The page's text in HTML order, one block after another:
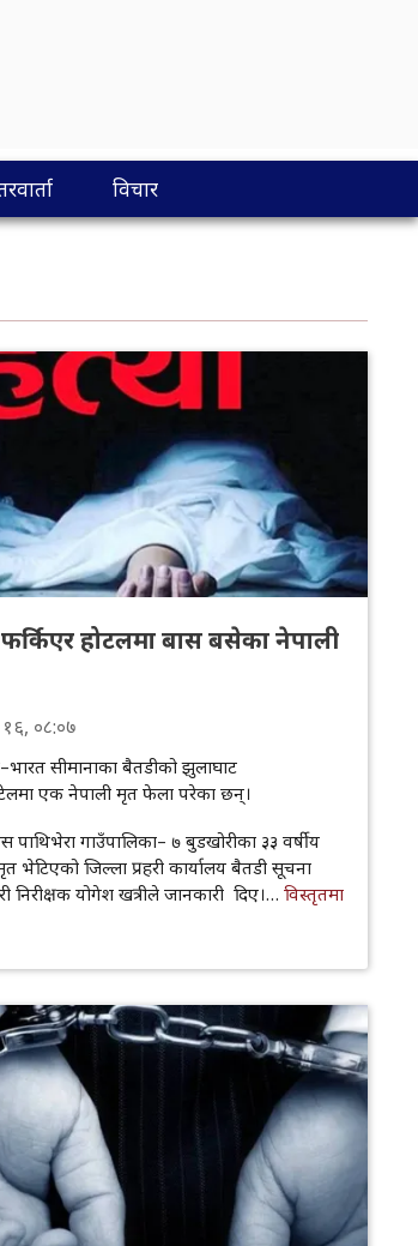
विचार
होटलमा बास बसेका नेपाली
१६, ०८:०७
सीमानाका बैतडीको झुलाघाट
एक नेपाली मृत फेला परेका छन्।
गाउँपालिका– ७ बुडखोरीका ३३ वर्षीय
भेटिएको जिल्ला प्रहरी कार्यालय बैतडी सूचना
निरीक्षक योगेश खत्रीले जानकारी दिए।… विस्तृतमा